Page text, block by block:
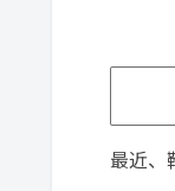
最近、